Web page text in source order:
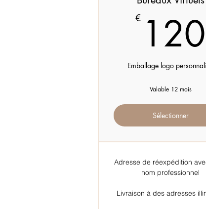
€ 120
Emballage logo
Valable 12 mois
Sélectionner
Adresse de réexpédition
nom professionnel
Livraison à des adresses